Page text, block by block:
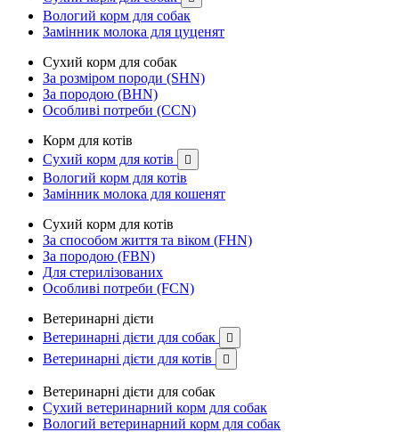
Вологий корм для собак
Замінник молока для цуценят
Сухий корм для собак
За розміром породи (SHN)
За породою (BHN)
Особливі потреби (CCN)
Корм для котів
Сухий корм для котів

Вологий корм для котів
Замінник молока для кошенят
Сухий корм для котів
За способом життя та віком (FHN)
За породою (FBN)
Для стерилізованих
Особливі потреби (FCN)
Ветеринарні дієти
Ветеринарні дієти для собак

Ветеринарні дієти для котів 
Ветеринарні дієти для собак
Сухий ветеринарний корм для собак
Вологий ветеринарний корм для собак